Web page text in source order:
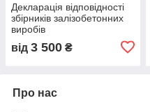
Декларація відповідності
збірників залізобетонних
виробів
від 3 500 ₴
Про нас